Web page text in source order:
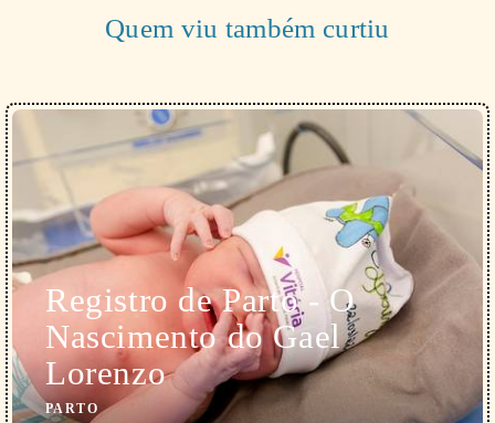
Quem viu também curtiu
Registro de Parto - O
Nascimento do Gael
Lorenzo
PARTO